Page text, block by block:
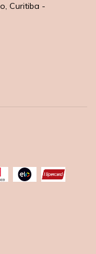
Curitiba -